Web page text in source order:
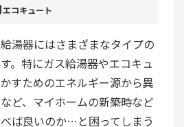
エコキュート
湯器にはさまざまなタイプの
。特にガス給湯器やエコキュ
すためのエネルギー源から異
ど、マイホームの新築時など
ば良いのか…と困ってしまう